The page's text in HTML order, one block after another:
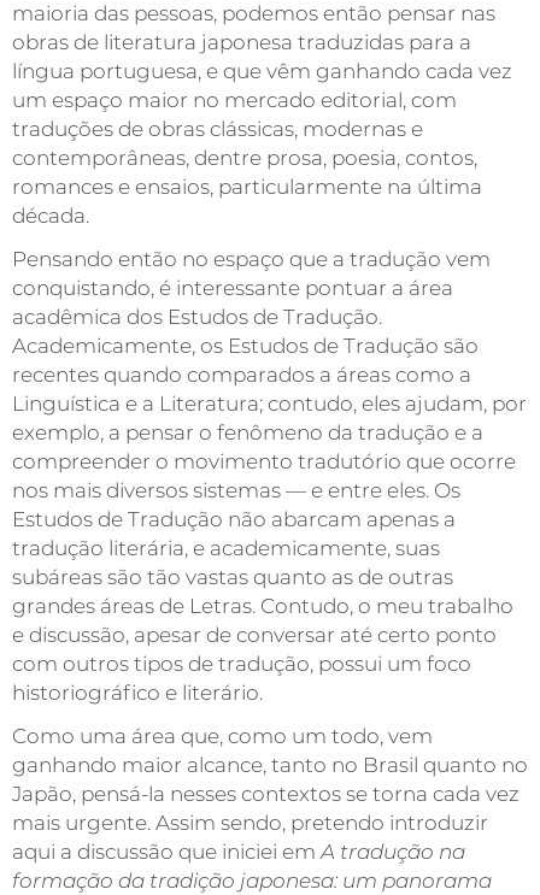
maioria das pessoas, podemos então pensar nas
obras de literatura japonesa traduzidas para a
língua portuguesa, e que vêm ganhando cada vez
um espaço maior no mercado editorial, com
traduções de obras clássicas, modernas e
contemporâneas, dentre prosa, poesia, contos,
romances e ensaios, particularmente na última
década.
Pensando então no espaço que a tradução vem
conquistando, é interessante pontuar a área
acadêmica dos Estudos de Tradução.
Academicamente, os Estudos de Tradução são
recentes quando comparados a áreas como a
Linguística e a Literatura; contudo, eles ajudam, por
exemplo, a pensar o fenômeno da tradução e a
compreender o movimento tradutório que ocorre
nos mais diversos sistemas — e entre eles. Os
Estudos de Tradução não abarcam apenas a
tradução literária, e academicamente, suas
subáreas são tão vastas quanto as de outras
grandes áreas de Letras. Contudo, o meu trabalho
e discussão, apesar de conversar até certo ponto
com outros tipos de tradução, possui um foco
historiográfico e literário.
Como uma área que, como um todo, vem
ganhando maior alcance, tanto no Brasil quanto no
Japão, pensá-la nesses contextos se torna cada vez
mais urgente. Assim sendo, pretendo introduzir
aqui a discussão que iniciei emA tradução na
formação da tradição japonesa: um panorama